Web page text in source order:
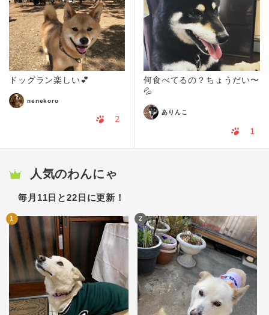
ドッグラン楽しい💕
nenekoro
2
何食べてるの？ちょうだい〜
💦
ありんこ
1
人気のわんにゃ
毎月11日と22日に更新！
1 2